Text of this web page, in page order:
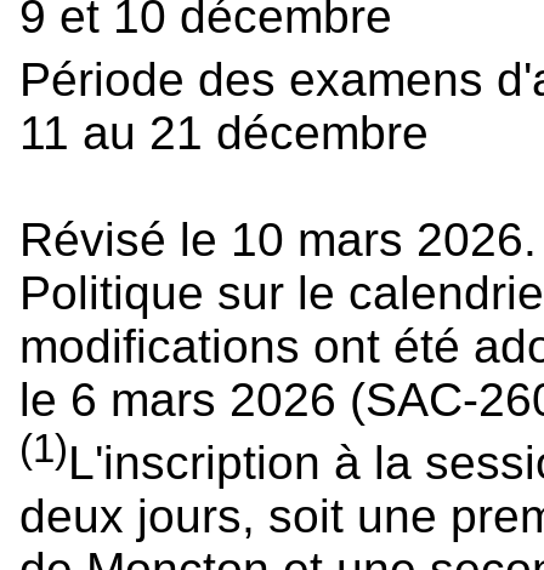
9 et 10 décembre
Période des examens
11 au 21 décembre
Révisé le 10 mars
Politique sur le
modifications ont été
le 6 mars 2026 (SAC-
(1)L'inscription à la
deux jours, soit une